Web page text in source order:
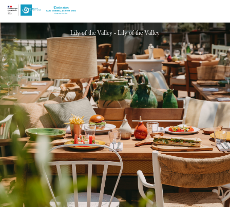
Restaurant Pépé - Lily of the Valley
Lily of the Valley - Lily of the Valley